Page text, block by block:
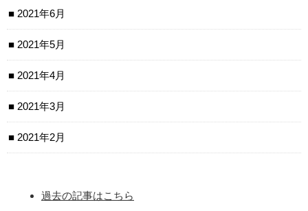
2021年6月
2021年5月
2021年4月
2021年3月
2021年2月
過去の記事はこちら